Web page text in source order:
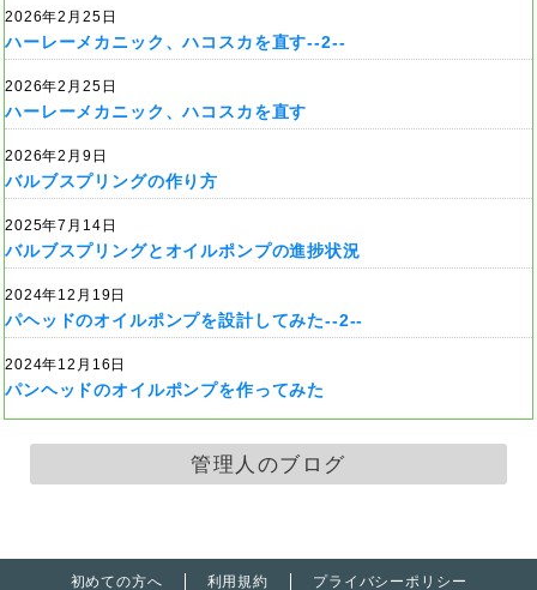
2026年2月25日
ハーレーメカニック、ハコスカを直す--2--
2026年2月25日
ハーレーメカニック、ハコスカを直す
2026年2月9日
バルブスプリングの作り方
2025年7月14日
バルブスプリングとオイルポンプの進捗状況
2024年12月19日
パヘッドのオイルポンプを設計してみた--2--
2024年12月16日
パンヘッドのオイルポンプを作ってみた
管理人のブログ
初めての方へ 利用規約 プライバシーポリシー